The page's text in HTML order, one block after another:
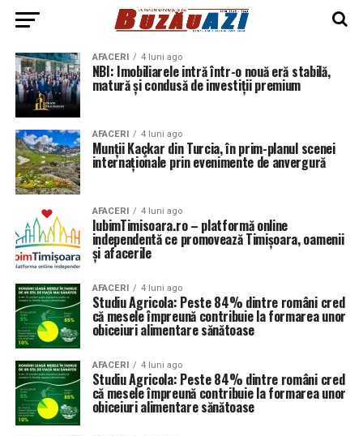
AFACERI 4 luni ago
NBI: Imobiliarele intră într-o nouă eră stabilă,
matură și condusă de investiții premium
AFACERI 4 luni ago
Munții Kaçkar din Turcia, în prim-planul scenei
internaționale prin evenimente de anvergură
AFACERI 4 luni ago
IubimTimisoara.ro – platformă online
independentă ce promovează Timișoara, oamenii
și afacerile
AFACERI 4 luni ago
Studiu Agricola: Peste 84% dintre români cred
că mesele împreună contribuie la formarea unor
obiceiuri alimentare sănătoase
AFACERI 4 luni ago
Studiu Agricola: Peste 84% dintre români cred
că mesele împreună contribuie la formarea unor
obiceiuri alimentare sănătoase